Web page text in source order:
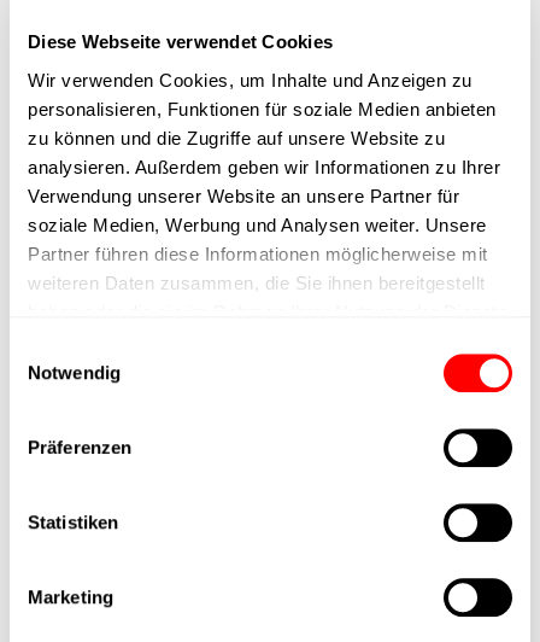
Diese Webseite verwendet Cookies
Wir verwenden Cookies, um Inhalte und Anzeigen zu
personalisieren, Funktionen für soziale Medien anbieten
zu können und die Zugriffe auf unsere Website zu
analysieren. Außerdem geben wir Informationen zu Ihrer
Verwendung unserer Website an unsere Partner für
soziale Medien, Werbung und Analysen weiter. Unsere
Partner führen diese Informationen möglicherweise mit
weiteren Daten zusammen, die Sie ihnen bereitgestellt
Notwendig
Präferenzen
Statistiken
Marketing
Spindeltyp Kugelumlaufspindel
Kolbenstangen-
Anbindung
Ausführung Feststellbremse
Positioniergenauigkeit
Nennkraft
Max. Halterkraft
Min. Hubzeit